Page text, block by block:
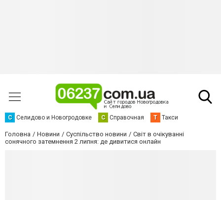
С Селидово и Новогродовке С Справочная Т Такси
Головна Новини Суспільство новини
Світ в очікуванні
сонячного затемнення 2 липня: де дивитися онлайн